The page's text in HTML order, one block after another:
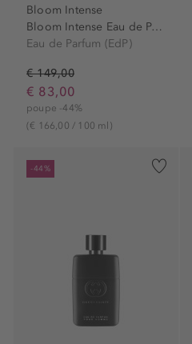
Bloom Intense
Bloom Intense Eau de Parfum...
Eau de Parfum (EdP)
€ 149,00
€ 83,00
poupe -44%
(€ 166,00 / 100 ml)
-44%